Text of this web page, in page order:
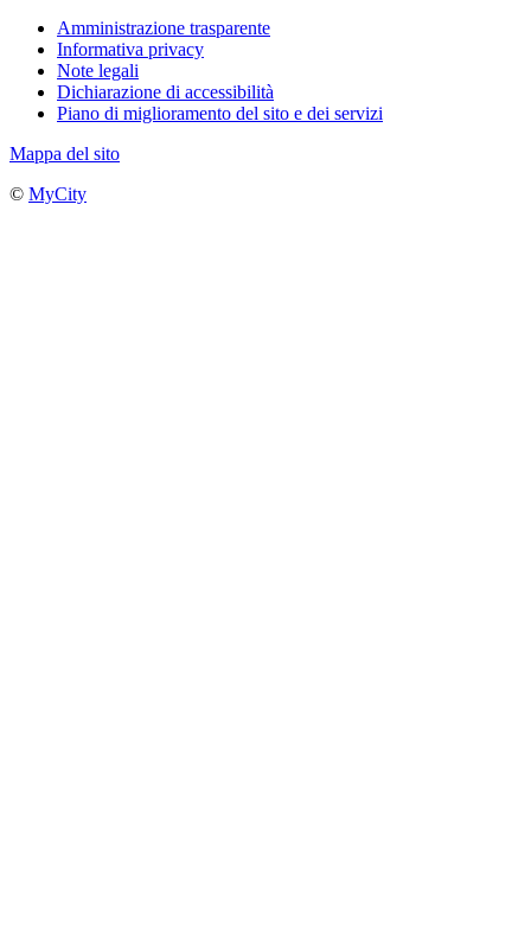
Amministrazione trasparente
Informativa privacy
Note legali
Dichiarazione di accessibilità
Piano di miglioramento del sito e dei servizi
Mappa del sito
© MyCity